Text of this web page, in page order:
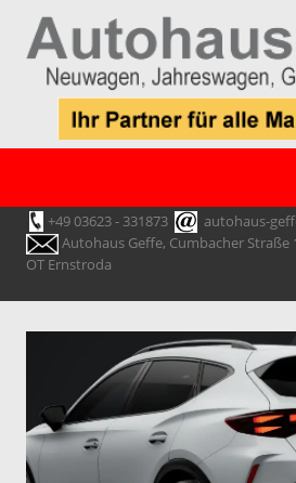
+49 03623 - 331873
autohaus-
Autohaus Geffe, Cumbacher Straße
OT Ernstroda